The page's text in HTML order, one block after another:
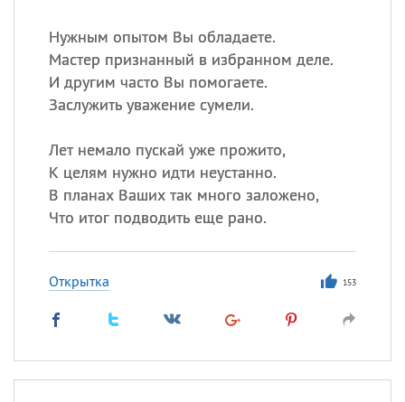
Нужным опытом Вы обладаете.
Мастер признанный в избранном деле.
И другим часто Вы помогаете.
Заслужить уважение сумели.
Лет немало пускай уже прожито,
К целям нужно идти неустанно.
В планах Ваших так много заложено,
Что итог подводить еще рано.
Открытка 153